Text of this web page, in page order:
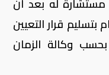
قرار التعيين
وكالة الزمان